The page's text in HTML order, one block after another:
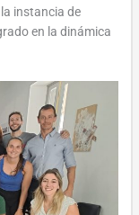
instancia de
en la dinámica